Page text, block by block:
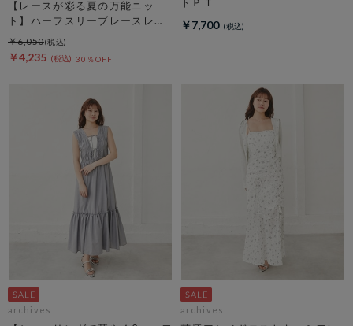
【レースが彩る夏の万能ニッ
ト】ハーフスリーブレースレイ
ヤードニットカーディガン
￥4,235 30％OFF
￥6,050
￥7,700
archives archives